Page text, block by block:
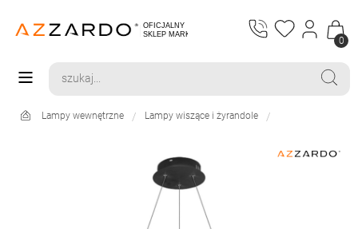
0
Lampy wewnętrzne Lampy wiszące i żyrandole